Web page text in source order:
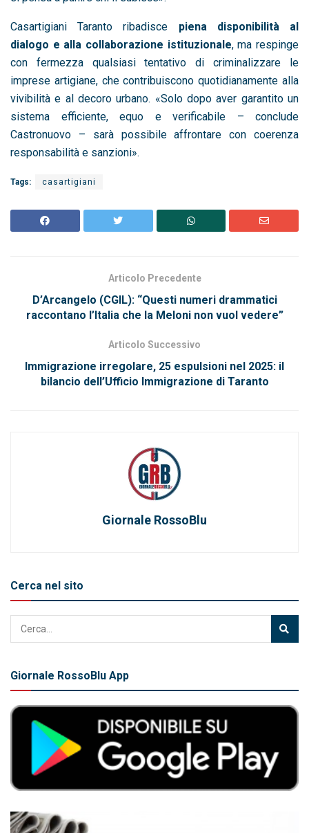
Casartigiani Taranto ribadisce piena disponibilità al
dialogo e alla collaborazione istituzionale, ma respinge
con fermezza qualsiasi tentativo di criminalizzare le
imprese artigiane, che contribuiscono quotidianamente alla
vivibilità e al decoro urbano. «Solo dopo aver garantito un
sistema efficiente, equo e verificabile – conclude
Castronuovo – sarà possibile affrontare con coerenza
responsabilità e sanzioni».
Tags: casartigiani
Articolo Precedente
D’Arcangelo (CGIL): “Questi numeri drammatici
raccontano l’Italia che la Meloni non vuol vedere”
Articolo Successivo
Immigrazione irregolare, 25 espulsioni nel 2025: il
bilancio dell’Ufficio Immigrazione di Taranto
Giornale RossoBlu
Cerca nel sito
Giornale RossoBlu App